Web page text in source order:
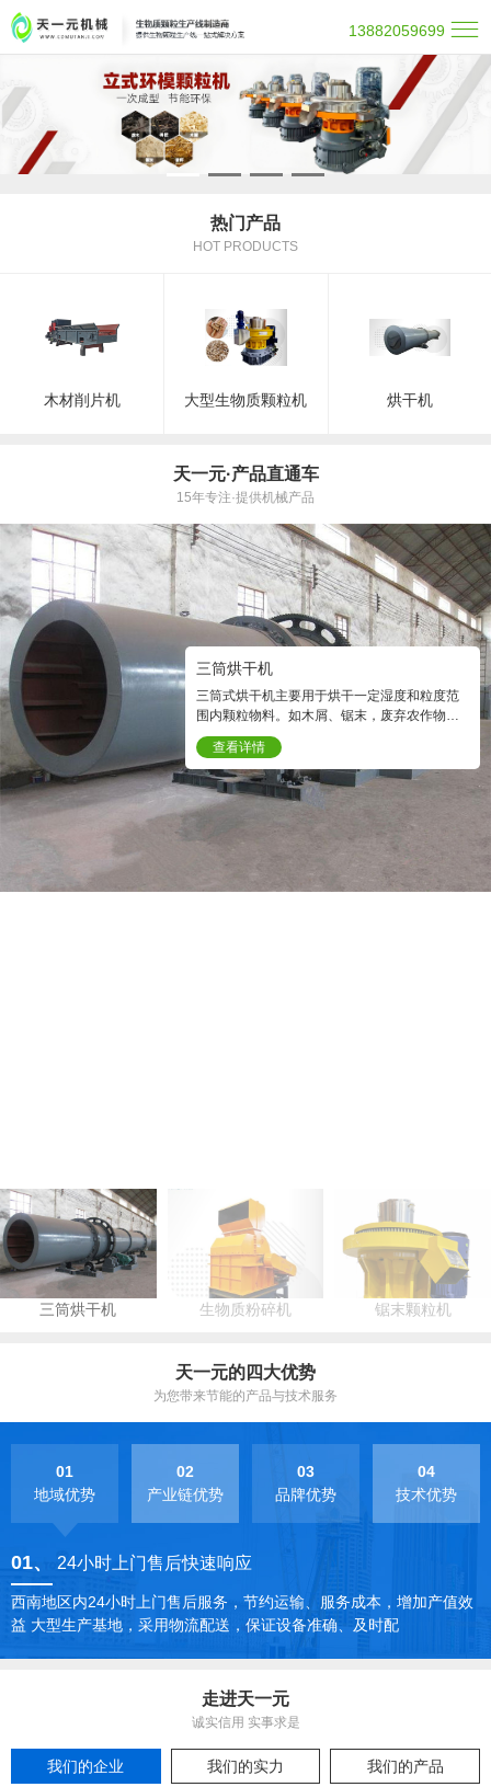
13882059699
热门产品
HOT PRODUCTS
木材削片机 大型生物质颗粒机 烘干机
天一元·产品直通车
15年专注·提供机械产品
三筒烘干机
三筒式烘干机主要用于烘干一定湿度和粒度范
围内颗粒物料。如木屑、锯末，废弃农作物。
烘干后的物料含水量可以达到1—0.5%以下。
烘干是生物质颗粒机在制粒前必要的程序之
一。
查看详情
三筒烘干机 生物质粉碎机 锯末颗粒机
天一元的四大优势
为您带来节能的产品与技术服务
01
地域优势
02
产业链优势
03
品牌优势
04
技术优势
01、 24小时上门售后快速响应
西南地区内24小时上门售后服务，节约运输、服务成本，增加产值效
益 大型生产基地，采用物流配送，保证设备准确、及时配
走进天一元
诚实信用 实事求是
我们的企业 我们的实力 我们的产品